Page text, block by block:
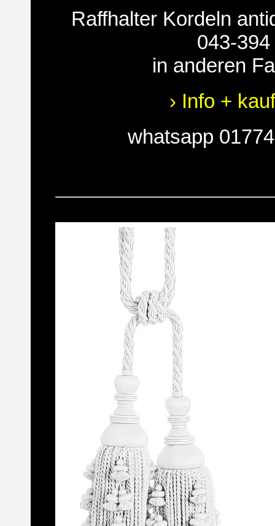
Raffhalter Kordeln
043-394
in anderen
› Info +
whatsapp